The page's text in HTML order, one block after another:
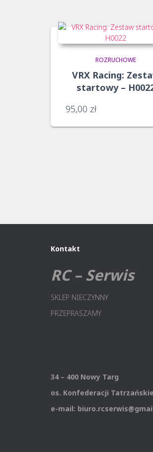
ROZRUCHOWE
VRX Racing:
startowy –
95,00 zł
Kontakt
RC – Serwis
SKLEP NIECZYNNY
PRZEPRASZAMY
34 – 400 Nowy Targ
os. Konfederacji
e-mail: